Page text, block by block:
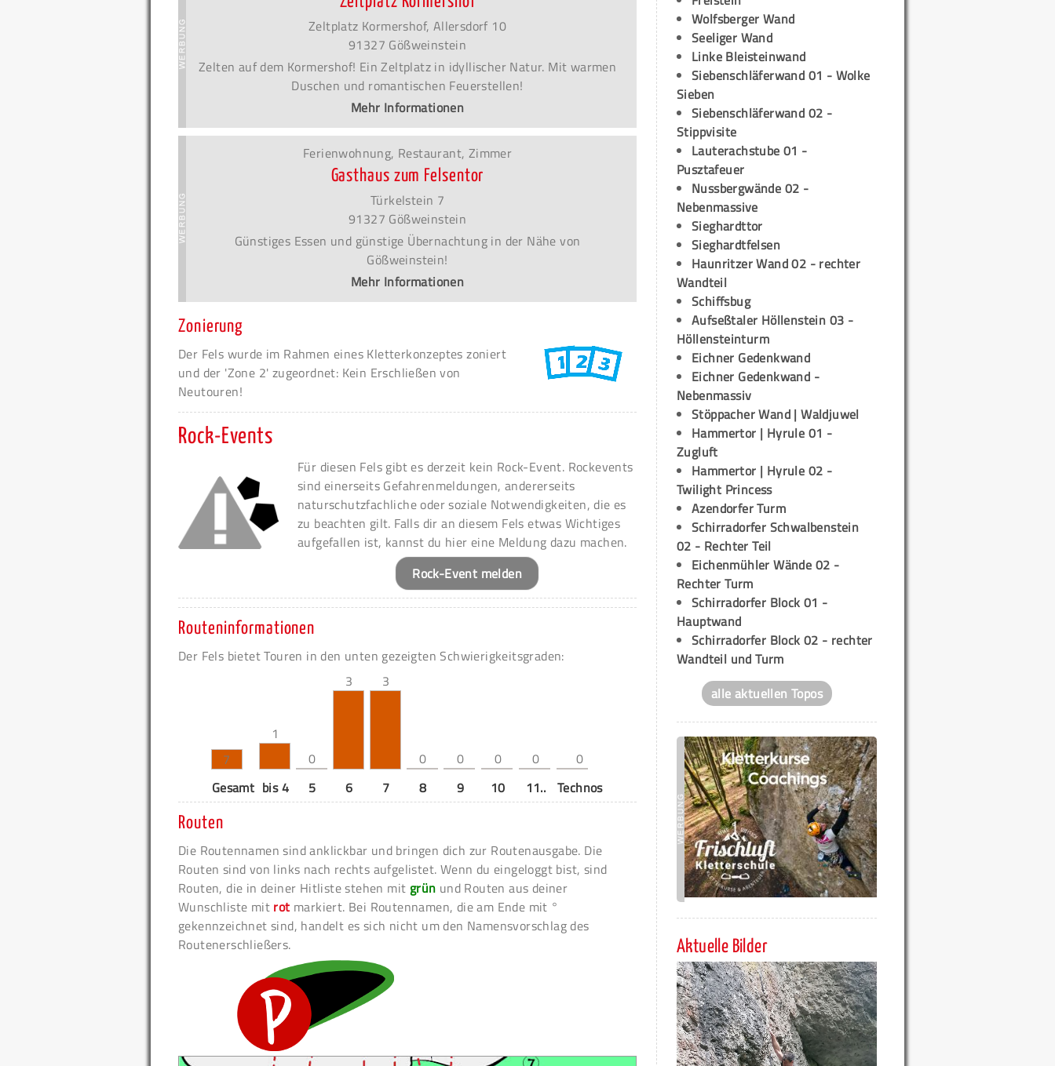
Zeltplatz Kormershof, Allersdorf 10
91327 Gößweinstein
Zelten auf dem Kormershof! Ein Zeltplatz in idyllischer Natur. Mit warmen
Duschen und romantischen Feuerstellen!
Mehr Informationen
Ferienwohnung, Restaurant, Zimmer
Gasthaus zum Felsentor
Türkelstein 7
91327 Gößweinstein
Günstiges Essen und günstige Übernachtung in der Nähe von
Gößweinstein!
Mehr Informationen
Zonierung
Der Fels wurde im Rahmen eines Kletterkonzeptes zoniert
und der 'Zone 2' zugeordnet: Kein Erschließen von
Neutouren!
Rock-Events
Für diesen Fels gibt es derzeit kein Rock-Event. Rockevents
sind einerseits Gefahrenmeldungen, andererseits
naturschutzfachliche oder soziale Notwendigkeiten, die es
zu beachten gilt. Falls dir an diesem Fels etwas Wichtiges
aufgefallen ist, kannst du hier eine Meldung dazu machen.
Rock-Event melden
Routeninformationen
Der Fels bietet Touren in den unten gezeigten Schwierigkeitsgraden:
7
1
0
3 3
0 0 0 0
0
Gesamt bis 4 5 6 7 8 9 10 11.. Technos
Routen
Die Routennamen sind anklickbar und bringen dich zur Routenausgabe. Die
Routen sind von links nach rechts aufgelistet. Wenn du eingeloggt bist, sind
Routen, die in deiner Hitliste stehen mit grün und Routen aus deiner
Wunschliste mit rot markiert. Bei Routennamen, die am Ende mit °
gekennzeichnet sind, handelt es sich nicht um den Namensvorschlag des
Routenerschließers.
Wolfsberger Wand
Seeliger Wand
Linke Bleisteinwand
Siebenschläferwand 01 - Wolke
Sieben
Siebenschläferwand 02 -
Stippvisite
Lauterachstube 01 -
Pusztafeuer
Nussbergwände 02 -
Nebenmassive
Sieghardttor
Sieghardtfelsen
Haunritzer Wand 02 - rechter
Wandteil
Schiffsbug
Aufseßtaler Höllenstein 03 -
Höllensteinturm
Eichner Gedenkwand
Eichner Gedenkwand -
Nebenmassiv
Stöppacher Wand | Waldjuwel
Hammertor | Hyrule 01 -
Zugluft
Hammertor | Hyrule 02 -
Twilight Princess
Azendorfer Turm
Schirradorfer Schwalbenstein
02 - Rechter Teil
Eichenmühler Wände 02 -
Rechter Turm
Schirradorfer Block 01 -
Hauptwand
Schirradorfer Block 02 - rechter
Wandteil und Turm
alle aktuellen Topos
Aktuelle Bilder